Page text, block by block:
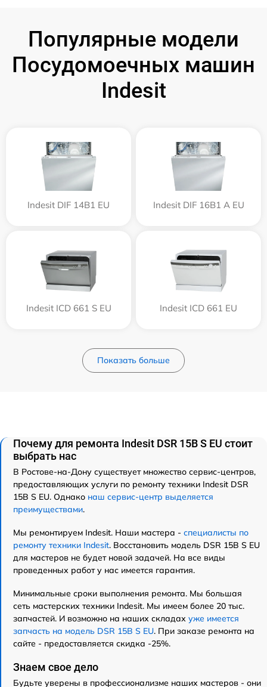
Популярные модели
Посудомоечных машин
Indesit
Indesit DIF 14B1 EU Indesit DIF 16B1 A EU
Indesit ICD 661 S EU Indesit ICD 661 EU
Показать больше
Почему для ремонта Indesit DSR 15B S EU стоит
выбрать нас
В Ростове-на-Дону существует множество сервис-центров,
предоставляющих услуги по ремонту техники Indesit DSR
15B S EU. Однако наш сервис-центр выделяется
преимуществами.
Мы ремонтируем Indesit. Наши мастера - специалисты по
ремонту техники Indesit. Восстановить модель DSR 15B S EU
для мастеров не будет новой задачей. На все виды
проведенных работ у нас имеется гарантия.
Минимальные сроки выполнения ремонта. Мы большая
сеть мастерских техники Indesit. Мы имеем более 20 тыс.
запчастей. И возможно на наших складах уже имеется
запчасть на модель DSR 15B S EU. При заказе ремонта на
сайте - предоставляется скидка -25%.
Знаем свое дело
Будьте уверены в профессионализме наших мастеров - они